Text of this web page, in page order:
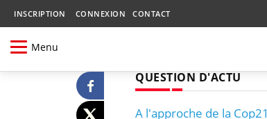
INSCRIPTION CONNEXION CONTACT
Menu
QUESTION D'ACTU
A l'approche de la Cop21